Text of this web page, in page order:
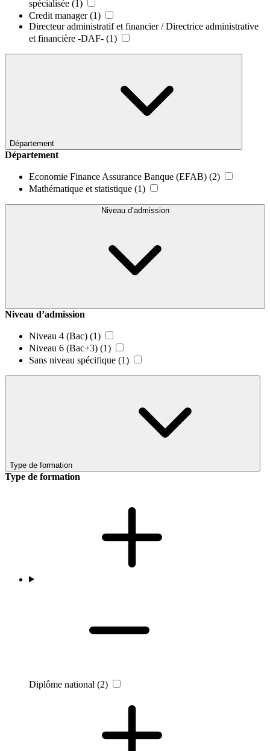
spécialisée (1)
Credit manager (1)
Directeur administratif et financier / Directrice administrative
et financière -DAF- (1)
Département
Département
Economie Finance Assurance Banque (EFAB) (2)
Mathématique et statistique (1)
Niveau d’admission
Niveau d’admission
Niveau 4 (Bac) (1)
Niveau 6 (Bac+3) (1)
Sans niveau spécifique (1)
Type de formation
Type de formation
Diplôme national (2)